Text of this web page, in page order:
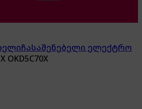
ჩასაშენებელი ელექტრო
OKD5C70X